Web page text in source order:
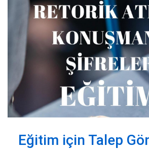
Eğitim için Talep